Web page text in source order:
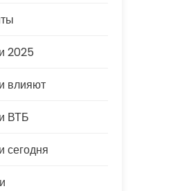
2025
влияют
ВТБ
сегодня